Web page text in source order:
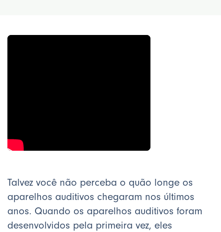
Talvez você não perceba o quão longe os
aparelhos auditivos chegaram nos últimos
anos. Quando os aparelhos auditivos foram
desenvolvidos pela primeira vez, eles